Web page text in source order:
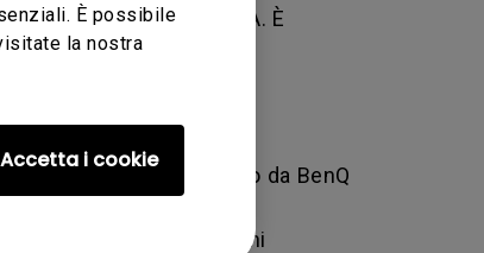
È possibile
la nostra
Accetta i cookie
il numero RMA. È
specifico messo in atto da BenQ
tutte le informazioni